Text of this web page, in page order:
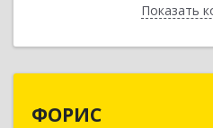
Показать
ФОРИС